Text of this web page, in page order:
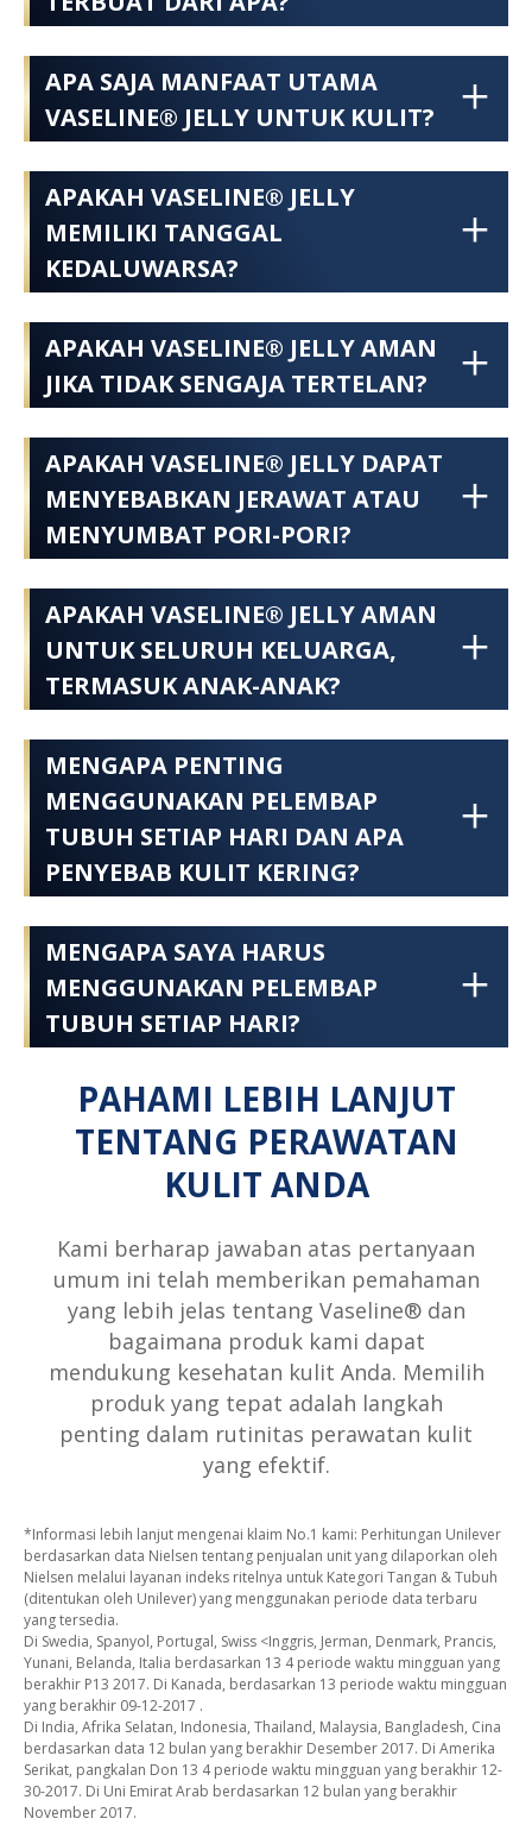
APA SAJA MANFAAT UTAMA
VASELINE® JELLY UNTUK KULIT?
APAKAH VASELINE® JELLY
MEMILIKI TANGGAL
KEDALUWARSA?
APAKAH VASELINE® JELLY AMAN
JIKA TIDAK SENGAJA TERTELAN?
APAKAH VASELINE® JELLY DAPAT
MENYEBABKAN JERAWAT ATAU
MENYUMBAT PORI-PORI?
APAKAH VASELINE® JELLY AMAN
UNTUK SELURUH KELUARGA,
TERMASUK ANAK-ANAK?
MENGAPA PENTING
MENGGUNAKAN PELEMBAP
TUBUH SETIAP HARI DAN APA
PENYEBAB KULIT KERING?
MENGAPA SAYA HARUS
MENGGUNAKAN PELEMBAP
TUBUH SETIAP HARI?
PAHAMI LEBIH LANJUT
TENTANG PERAWATAN
KULIT ANDA
Kami berharap jawaban atas pertanyaan
umum ini telah memberikan pemahaman
yang lebih jelas tentang Vaseline® dan
bagaimana produk kami dapat
mendukung kesehatan kulit Anda. Memilih
produk yang tepat adalah langkah
penting dalam rutinitas perawatan kulit
yang efektif.
*Informasi lebih lanjut mengenai klaim No.1 kami: Perhitungan Unilever
berdasarkan data Nielsen tentang penjualan unit yang dilaporkan oleh
Nielsen melalui layanan indeks ritelnya untuk Kategori Tangan & Tubuh
(ditentukan oleh Unilever) yang menggunakan periode data terbaru
yang tersedia.
Di Swedia, Spanyol, Portugal, Swiss <Inggris, Jerman, Denmark, Prancis,
Yunani, Belanda, Italia berdasarkan 13 4 periode waktu mingguan yang
berakhir P13 2017. Di Kanada, berdasarkan 13 periode waktu mingguan
yang berakhir 09-12-2017 .
Di India, Afrika Selatan, Indonesia, Thailand, Malaysia, Bangladesh, Cina
berdasarkan data 12 bulan yang berakhir Desember 2017. Di Amerika
Serikat, pangkalan Don 13 4 periode waktu mingguan yang berakhir 12-
30-2017. Di Uni Emirat Arab berdasarkan 12 bulan yang berakhir
November 2017.